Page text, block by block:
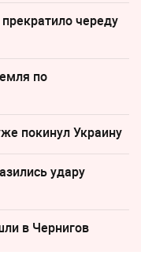
череду
по
покинул Украину
удару
в Чернигов